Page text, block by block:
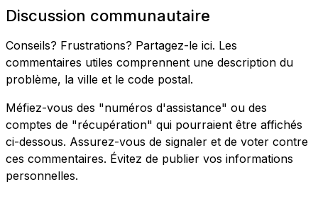
Discussion communautaire
Conseils? Frustrations? Partagez-le ici. Les
commentaires utiles comprennent une description du
problème, la ville et le code postal.
Méfiez-vous des "numéros d'assistance" ou des
comptes de "récupération" qui pourraient être affichés
ci-dessous. Assurez-vous de signaler et de voter contre
ces commentaires. Évitez de publier vos informations
personnelles.